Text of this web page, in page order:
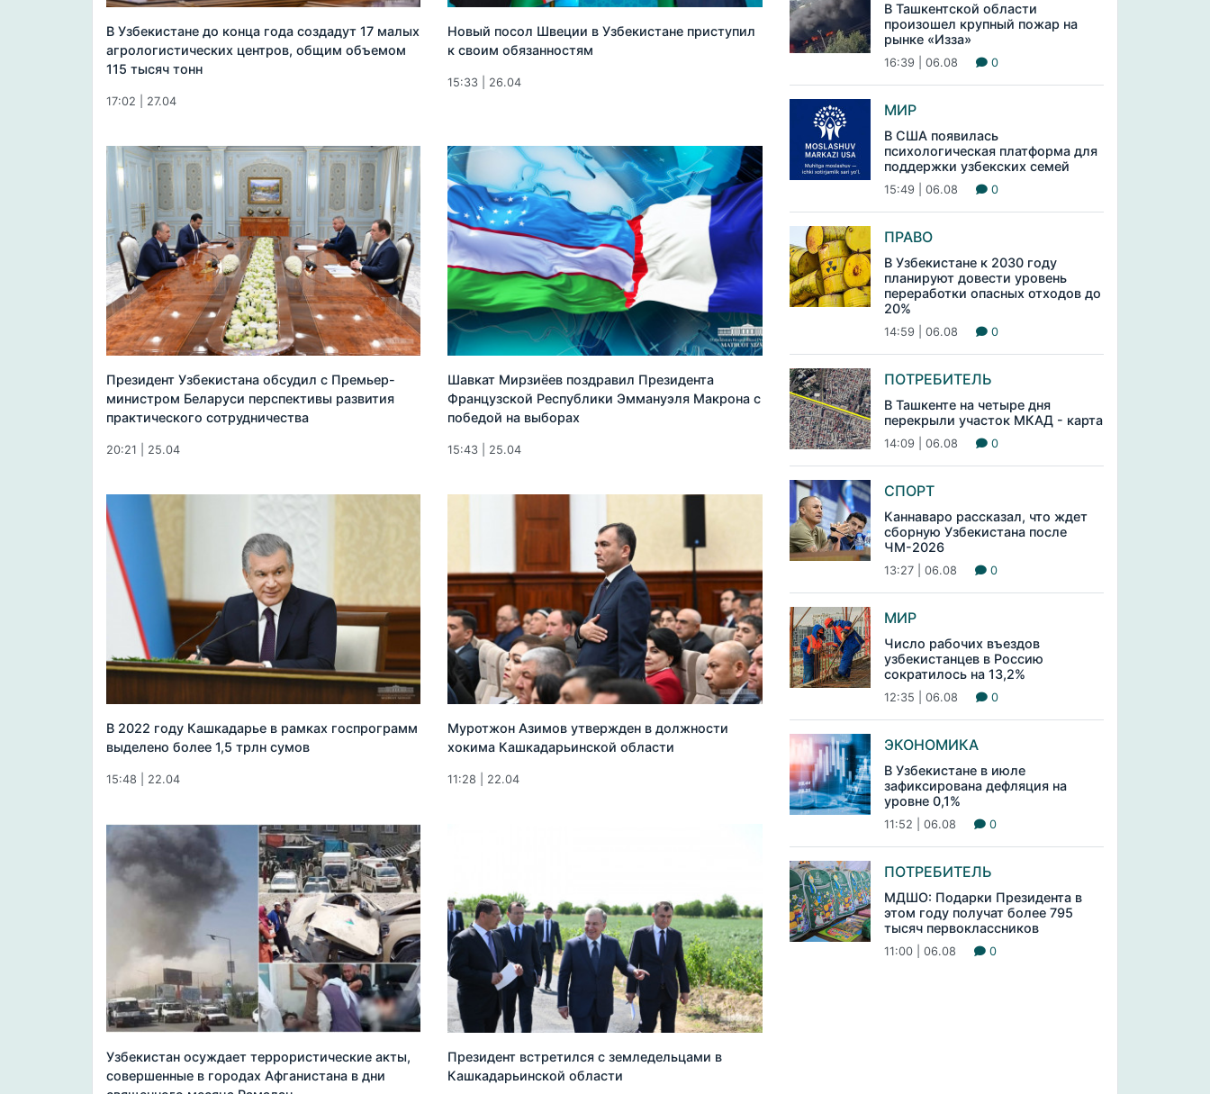
В Узбекистане до конца года создадут 17 малых
агрологистических центров, общим объемом
115 тысяч тонн
17:02 | 27.04
Новый посол Швеции в Узбекистане приступил
к своим обязанностям
15:33 | 26.04
Президент Узбекистана обсудил с Премьер-
министром Беларуси перспективы развития
практического сотрудничества
20:21 | 25.04
Шавкат Мирзиёев поздравил Президента
Французской Республики Эммануэля Макрона с
победой на выборах
15:43 | 25.04
В 2022 году Кашкадарье в рамках госпрограмм
выделено более 1,5 трлн сумов
15:48 | 22.04
Муротжон Азимов утвержден в должности
хокима Кашкадарьинской области
11:28 | 22.04
Узбекистан осуждает террористические акты,
совершенные в городах Афганистана в дни
Президент встретился с земледельцами в
Кашкадарьинской области
В Ташкентской области
произошел крупный пожар на
рынке «Изза»
16:39 | 06.08 0
МИР
В США появилась
психологическая платформа для
поддержки узбекских семей
15:49 | 06.08 0
ПРАВО
В Узбекистане к 2030 году
планируют довести уровень
переработки опасных отходов до
20%
14:59 | 06.08 0
ПОТРЕБИТЕЛЬ
В Ташкенте на четыре дня
перекрыли участок МКАД - карта
14:09 | 06.08 0
СПОРТ
Каннаваро рассказал, что ждет
сборную Узбекистана после
ЧМ-2026
13:27 | 06.08 0
МИР
Число рабочих въездов
узбекистанцев в Россию
сократилось на 13,2%
12:35 | 06.08 0
ЭКОНОМИКА
В Узбекистане в июле
зафиксирована дефляция на
уровне 0,1%
11:52 | 06.08 0
ПОТРЕБИТЕЛЬ
МДШО: Подарки Президента в
этом году получат более 795
тысяч первоклассников
11:00 | 06.08 0